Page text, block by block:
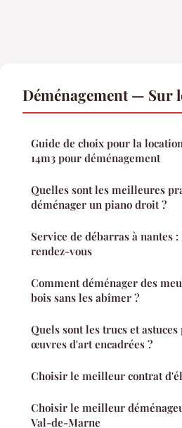
Déménagement — Sur
Guide de choix pour la
14m3 pour déménagement
Quelles sont les meilleures
déménager un piano droit ?
Service de débarras à nantes
rendez-vous
Comment déménager des
bois sans les abîmer ?
Quels sont les trucs et
œuvres d'art encadrées ?
Choisir le meilleur contrat
Choisir le meilleur
Val-de-Marne